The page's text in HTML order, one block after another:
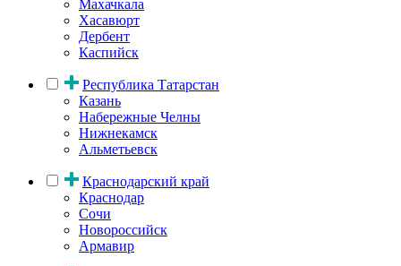
Махачкала
Хасавюрт
Дербент
Каспийск
Республика Татарстан
Казань
Набережные Челны
Нижнекамск
Альметьевск
Краснодарский край
Краснодар
Сочи
Новороссийск
Армавир